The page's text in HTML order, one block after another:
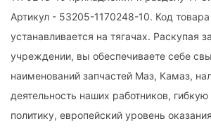
Артикул - 53205-1170248-10. Код
устанавливается на тягачах. Раскупая
учреждении, вы обеспечиваете себе
наименований запчастей Маз, Камаз,
деятельность наших работников,
политику, европейский уровень